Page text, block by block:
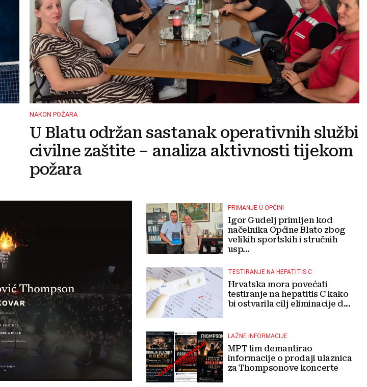
NAKON POŽARA
U Blatu održan sastanak operativnih službi
civilne zaštite – analiza aktivnosti tijekom
požara
PRIMANJE U OPĆINI
Igor Gudelj primljen kod
načelnika Općine Blato zbog
velikih sportskih i stručnih
usp...
TESTIRANJE NA HEPATITIS C
Hrvatska mora povećati
testiranje na hepatitis C kako
bi ostvarila cilj eliminacije d...
LAŽNE INFORMACIJE
MPT tim demantirao
informacije o prodaji ulaznica
za Thompsonove koncerte